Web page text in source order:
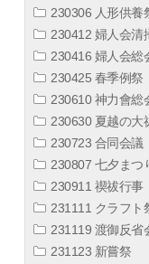
230306 人形供養
230412 婦人会清
230416 婦人会総
230425 春季例祭
230610 神力會総
230630 夏越の大
230723 合同会議
230807 七夕まつ
230911 禊祓行事
231111 クラフト
231119 渡御反省
231123 新嘗祭